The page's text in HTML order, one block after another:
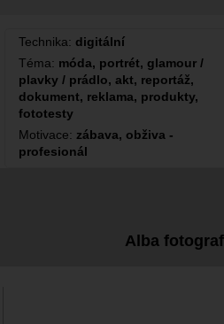
Technika: digitální
Téma: móda, portrét, glamour /
plavky / prádlo, akt, reportáž,
dokument, reklama, produkty,
fototesty
Motivace: zábava, obživa -
profesionál
Alba